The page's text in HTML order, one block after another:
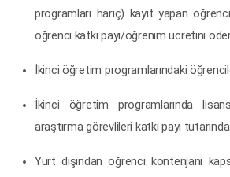
programları hariç) kayıt yapan
öğrenci katkı payı/öğrenim ücretini
İkinci öğretim programlarındaki
İkinci öğretim programlarında
araştırma görevlileri katkı payı
Yurt dışından öğrenci kontenjanı